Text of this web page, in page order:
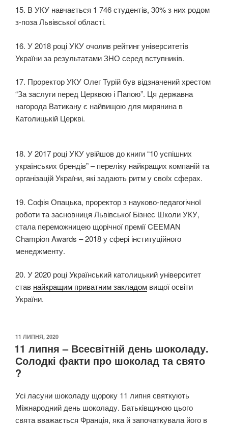
15. В УКУ навчається 1 746 студентів, 30% з них родом
з-поза Львівської області.
16. У 2018 році УКУ очолив рейтинг університетів
України за результатами ЗНО серед вступників.
17. Проректор УКУ Олег Турій був відзначений хрестом
“За заслуги перед Церквою і Папою”. Ця державна
нагорода Ватикану є найвищою для мирянина в
Католицькій Церкві.
18. У 2017 році УКУ увійшов до книги “10 успішних
українських брендів” – переліку найкращих компаній та
організацій України, які задають ритм у своїх сферах.
19. Софія Опацька, проректор з науково-педагогічної
роботи та засновниця Львівської Бізнес Школи УКУ,
стала переможницею щорічної премії CEEMAN
Champion Awards – 2018 у сфері інституційного
менеджменту.
20. У 2020 році Український католицький університет
став найкращим приватним закладом вищої освіти
України.
ОПУБЛІКОВАНО
11 ЛИПНЯ, 2020
11 липня – Всесвітній день шоколаду.
Солодкі факти про шоколад та свято
?
Усі ласуни шоколаду щороку 11 липня святкують
Міжнародний день шоколаду. Батьківщиною цього
свята вважається Франція, яка й започаткувала його в